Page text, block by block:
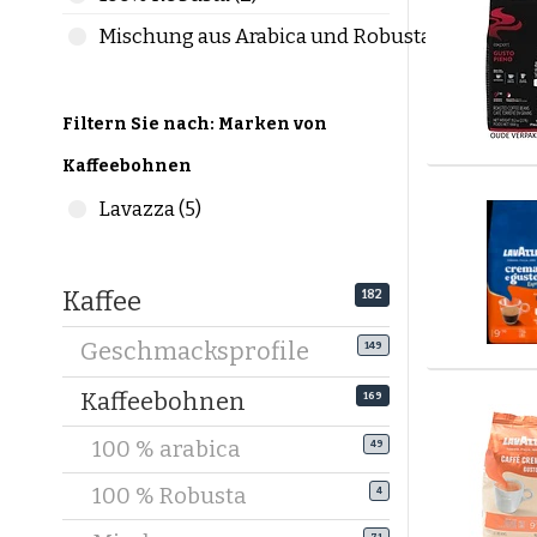
Mischung aus Arabica und Robusta (3)
Filtern Sie nach: Marken von
Kaffeebohnen
Lavazza (5)
Kaffee 182
Geschmacksprofile 149
Kaffeebohnen 169
100 % arabica 49
100 % Robusta 4
Welche
Nicht
Stärker
dichter